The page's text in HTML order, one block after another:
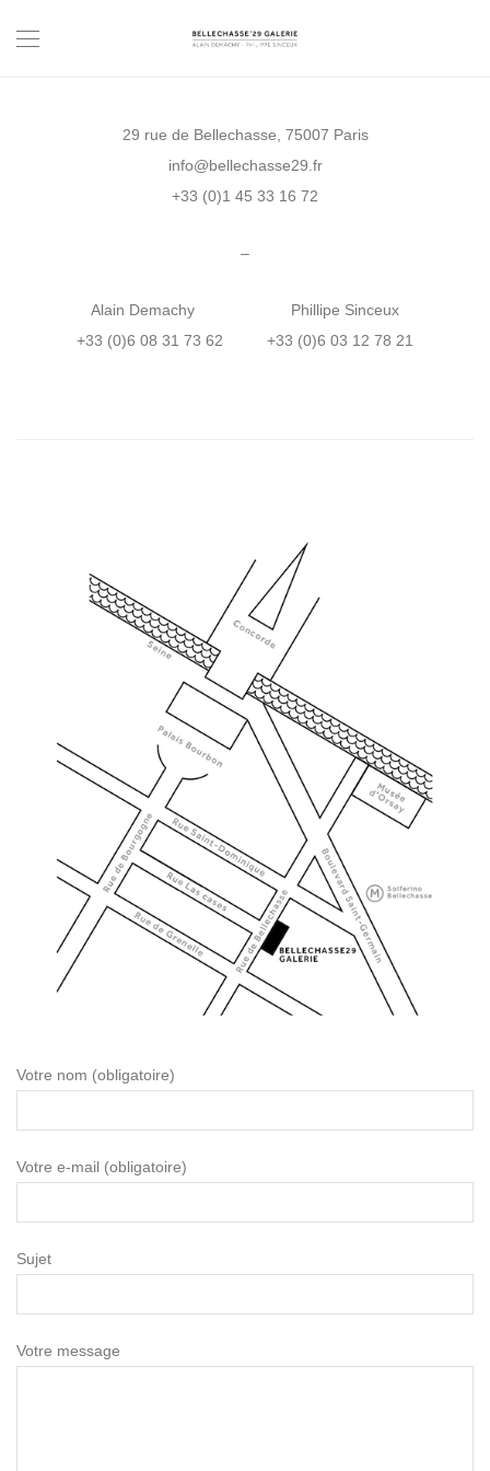
29 rue de Bellechasse, 75007 Paris
info@bellechasse29.fr
+33 (0)1 45 33 16 72
–
Alain Demachy Phillipe Sinceux
+33 (0)6 08 31 73 62 +33 (0)6 03 12 78 21
Votre nom (obligatoire)
Votre e-mail (obligatoire)
Sujet
Votre message